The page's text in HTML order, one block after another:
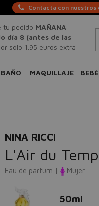
Contacta con nuestros
tu pedido MAÑANA
día 8 (antes de las
sólo 1.95 euros extra
MAQUILLAJE
NINA RICCI
L'Air du
Eau de parfum | Mujer
50ml